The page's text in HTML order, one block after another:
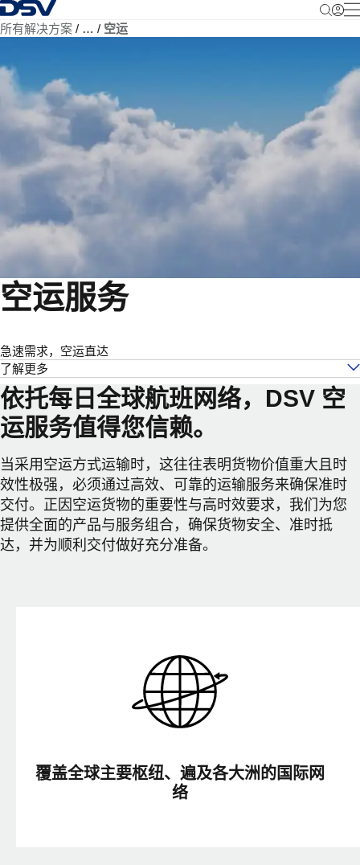
返回首页
所有解决方案 … 空运
空运服务
急速需求，空运直达
了解更多
依托每日全球航班网络，DSV 空
运服务值得您信赖。
当采用空运方式运输时，这往往表明货物价值重大且时
效性极强，必须通过高效、可靠的运输服务来确保准时
交付。正因空运货物的重要性与高时效要求，我们为您
提供全面的产品与服务组合，确保货物安全、准时抵
达，并为顺利交付做好充分准备。
覆盖全球主要枢纽、遍及各大洲的国际网
络